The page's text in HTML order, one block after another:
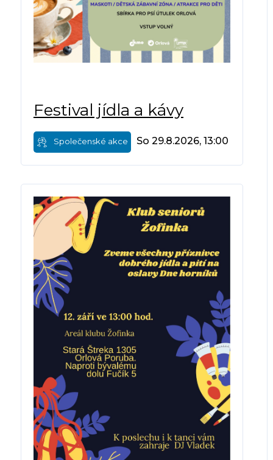
Festival jídla a kávy
Společenské akce So 29.8.2026, 13:00